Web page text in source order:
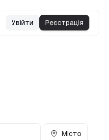
Увійти Реєстрація
Місто